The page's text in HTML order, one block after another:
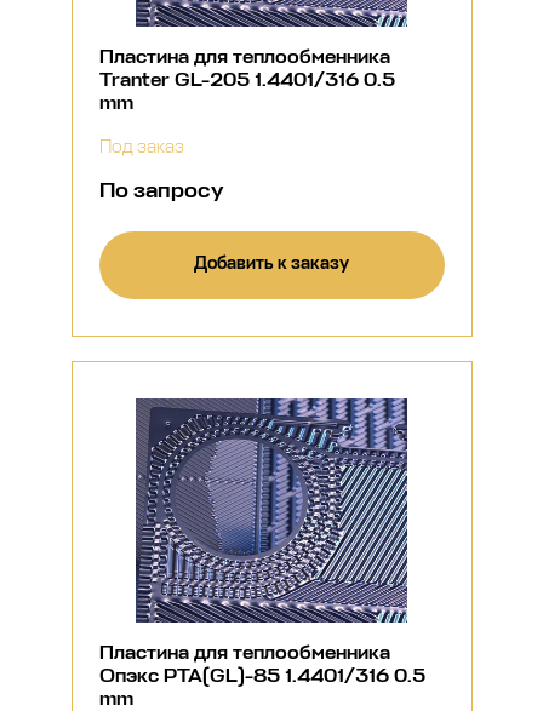
Пластина для теплообменника
Tranter GL-205 1.4401/316 0.5
mm
Под заказ
По запросу
Добавить к заказу
Пластина для теплообменника
Опэкс РТА(GL)-85 1.4401/316 0.5
mm